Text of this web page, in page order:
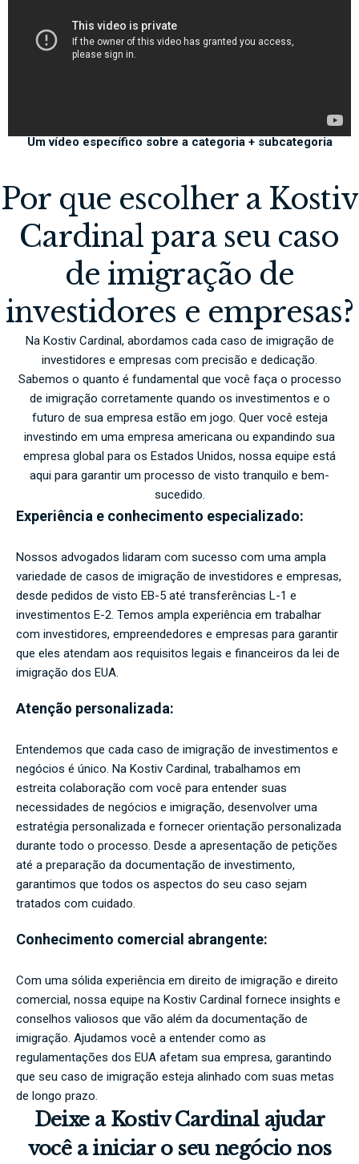
Um vídeo específico sobre a categoria + subcategoria
Por que escolher a Kostiv
Cardinal para seu caso
de imigração de
investidores e empresas?
Na Kostiv Cardinal, abordamos cada caso de imigração de
investidores e empresas com precisão e dedicação.
Sabemos o quanto é fundamental que você faça o processo
de imigração corretamente quando os investimentos e o
futuro de sua empresa estão em jogo. Quer você esteja
investindo em uma empresa americana ou expandindo sua
empresa global para os Estados Unidos, nossa equipe está
aqui para garantir um processo de visto tranquilo e bem-
sucedido.
Experiência e conhecimento especializado:
Nossos advogados lidaram com sucesso com uma ampla
variedade de casos de imigração de investidores e empresas,
desde pedidos de visto EB-5 até transferências L-1 e
investimentos E-2. Temos ampla experiência em trabalhar
com investidores, empreendedores e empresas para garantir
que eles atendam aos requisitos legais e financeiros da lei de
imigração dos EUA.
Atenção personalizada:
Entendemos que cada caso de imigração de investimentos e
negócios é único. Na Kostiv Cardinal, trabalhamos em
estreita colaboração com você para entender suas
necessidades de negócios e imigração, desenvolver uma
estratégia personalizada e fornecer orientação personalizada
durante todo o processo. Desde a apresentação de petições
até a preparação da documentação de investimento,
garantimos que todos os aspectos do seu caso sejam
tratados com cuidado.
Conhecimento comercial abrangente:
Com uma sólida experiência em direito de imigração e direito
comercial, nossa equipe na Kostiv Cardinal fornece insights e
conselhos valiosos que vão além da documentação de
imigração. Ajudamos você a entender como as
regulamentações dos EUA afetam sua empresa, garantindo
que seu caso de imigração esteja alinhado com suas metas
de longo prazo.
Deixe a Kostiv Cardinal ajudar
você a iniciar o seu negócio nos